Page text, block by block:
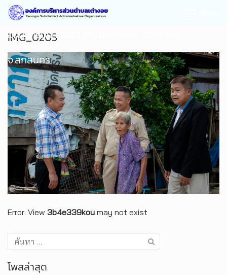
องค์การบริหารส่วนตำบลเต่างอย อ.เต่างอย
จ.สกลนคร
IMG_0205
Error: View 3b4e339kou may not exist
โพสล่าสุด